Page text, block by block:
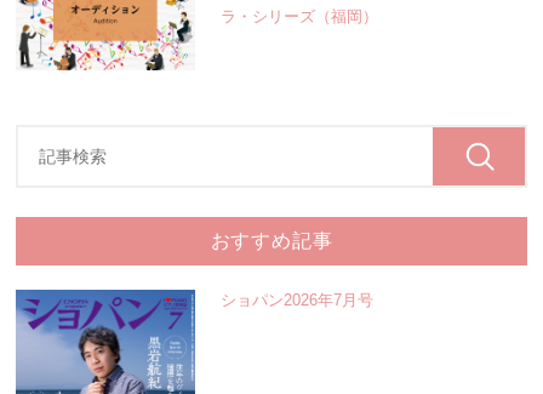
ラ・シリーズ（福岡）
おすすめ記事
ショパン2026年7月号